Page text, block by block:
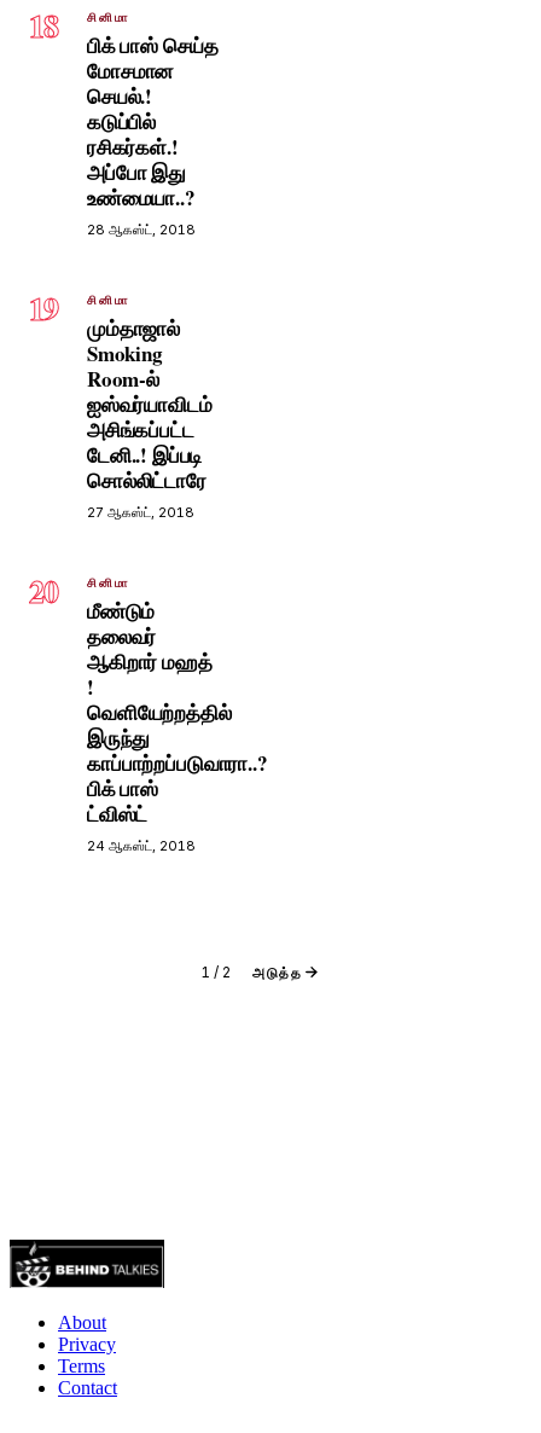
18 சினிமா
பிக் பாஸ் செய்த
மோசமான
செயல்.!
கடுப்பில்
ரசிகர்கள்.!
அப்போ இது
உண்மையா..?
28 ஆகஸ்ட், 2018
19 சினிமா
மும்தாஜால்
Smoking
Room-ல்
ஐஸ்வர்யாவிடம்
அசிங்கப்பட்ட
டேனி..! இப்படி
சொல்லிட்டாரே
27 ஆகஸ்ட், 2018
20 சினிமா
மீண்டும்
தலைவர்
ஆகிறார் மஹத்
!
வெளியேற்றத்தில்
இருந்து
காப்பாற்றப்படுவாரா..?
பிக் பாஸ்
ட்விஸ்ட்
24 ஆகஸ்ட், 2018
1 / 2 அடுத்த
About
Privacy
Terms
Contact